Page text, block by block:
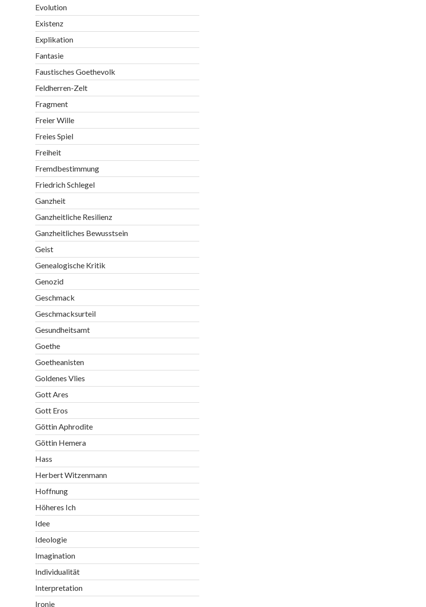
Evolution
Existenz
Explikation
Fantasie
Faustisches Goethevolk
Feldherren-Zelt
Fragment
Freier Wille
Freies Spiel
Freiheit
Fremdbestimmung
Friedrich Schlegel
Ganzheit
Ganzheitliche Resilienz
Ganzheitliches Bewusstsein
Geist
Genealogische Kritik
Genozid
Geschmack
Geschmacksurteil
Gesundheitsamt
Goethe
Goetheanisten
Goldenes Vlies
Gott Ares
Gott Eros
Göttin Aphrodite
Göttin Hemera
Hass
Herbert Witzenmann
Hoffnung
Höheres Ich
Idee
Ideologie
Imagination
Individualität
Interpretation
Ironie